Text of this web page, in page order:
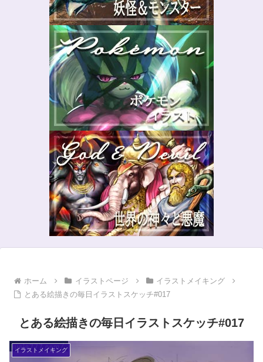
ホーム イラストページ
イラストメイキング
とある絵描きの毎日イラストスケッチ#017
とある絵描きの毎日イラストスケッチ#017
イラストメイキング